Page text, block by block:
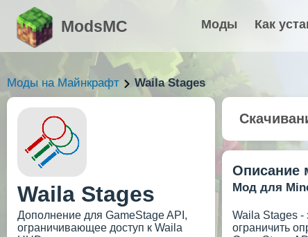
ModsMC Моды Как
Моды на Майнкрафт Waila Stages
Waila Stages
Дополнение для GameStage API,
ограничивающее доступ к Waila
Описание
Мод для
Waila Stages -
ограничить